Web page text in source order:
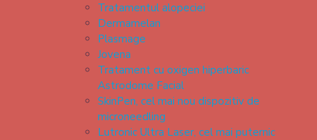
Tratamentul alopeciei
Dermamelan
Plasmage
Jovena
Tratament cu oxigen hiperbaric
Astrodome Facial
SkinPen, cel mai nou dispozitiv de
microneedling
Lutronic Ultra Laser, cel mai puternic